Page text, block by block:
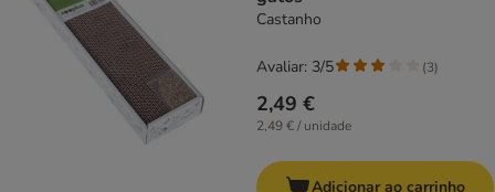
Castanho
2,49 €
2,49 € / unidade
Avaliar: 3/5 (3)
Adicionar ao carrinho